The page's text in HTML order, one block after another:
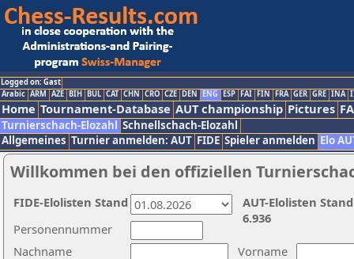
Logged on: Gast
Arabic ARM AZE BIH BUL CAT CHN CRO CZE DEN ENG ESP FAI FIN FRA GER GRE INA
Home Tournament-Database AUT championship Pictures
Turnierschach-Elozahl Schnellschach-Elozahl
Allgemeines Turnier anmelden: AUT FIDE Spieler anmelden Elo
Willkommen bei den offiziellen
Nachname
Vorname
Personennummer
AUT-Elolisten
6.936
FIDE-Elolisten Stand